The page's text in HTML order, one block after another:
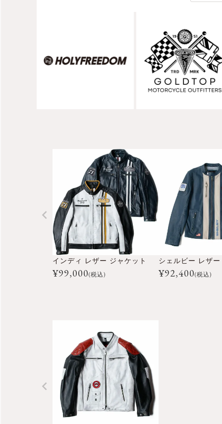
インディ レザー ジャケット
¥99,000(税込)
シェルビー レザ
¥92,400(税込)